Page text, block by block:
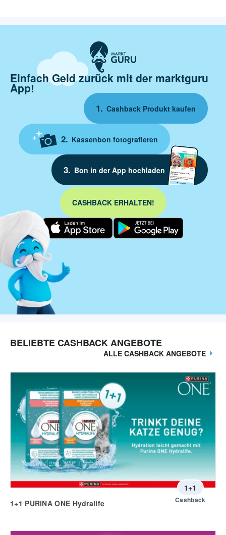
Einfach Geld zurück mit der marktguru
App!
Cashback Produkt kaufen
Kassenbon fotografieren
Bon in der App hochladen
CASHBACK ERHALTEN!
BELIEBTE CASHBACK ANGEBOTE
ALLE CASHBACK ANGEBOTE
1+1
Cashback
1+1 PURINA ONE Hydralife